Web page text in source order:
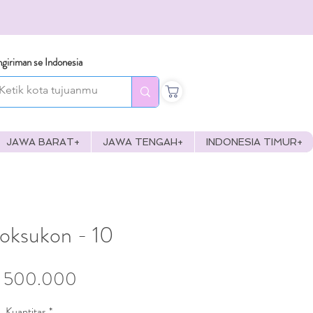
se Indonesia
JAWA BARAT+ JAWA TENGAH+ INDONESIA TIMUR+
- 10
500.000